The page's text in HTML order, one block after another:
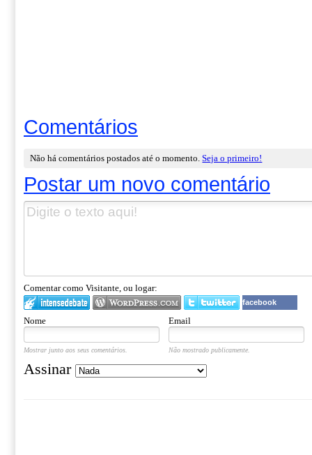
Comentários
Não há comentários postados até o momento.Seja o primeiro!
Postar um novo comentário
Comentar como Visitante, ou logar:
facebook
Nome Email
Mostrar junto aos seus comentários. Não mostrado publicamente.
Assinar